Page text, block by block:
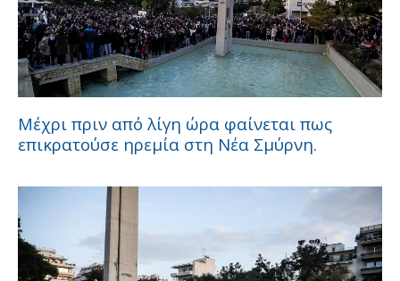
Μέχρι πριν από λίγη ώρα φαίνεται πως
επικρατούσε ηρεμία στη Νέα Σμύρνη.